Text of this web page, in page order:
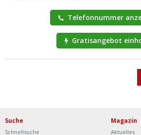
Telefonnummer
Gratisangebot
Suche
Schnellsuche
Magazin
Aktuelles